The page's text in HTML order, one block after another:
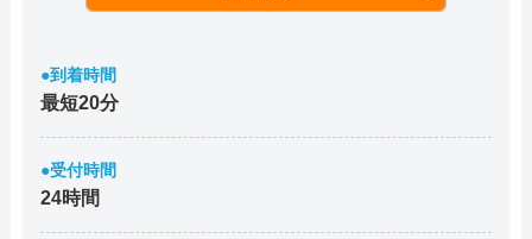
●到着時間
最短20分
●受付時間
24時間